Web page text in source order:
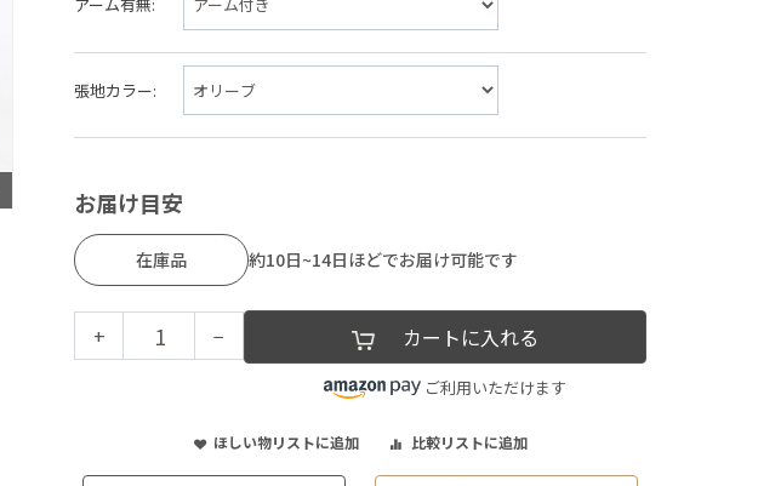
張地カラー:
お届け目安
在庫品 約10日~14日ほどでお届け可能です
+ − カートに入れる
ご利用いただけます
ほしい物リストに追加 比較リストに追加